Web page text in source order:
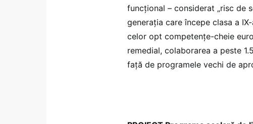
funcțional – considerat „risc de
generația care începe clasa a
celor opt competențe-cheie
remedial, colaborarea a peste
față de programele vechi de